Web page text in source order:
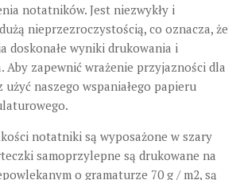
notatników. Jest niezwykły i
nieprzezroczystością, co oznacza, że
doskonałe wyniki drukowania i
Aby zapewnić wrażenie przyjazności dla
użyć naszego wspaniałego papieru
notatniki są wyposażone w szary
samoprzylepne są drukowane na
o gramaturze 70 g / m2, są